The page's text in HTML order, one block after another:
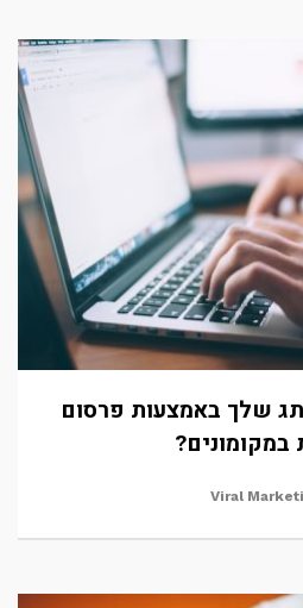
שלך באמצעות פרסום
במקומונים?
Viral